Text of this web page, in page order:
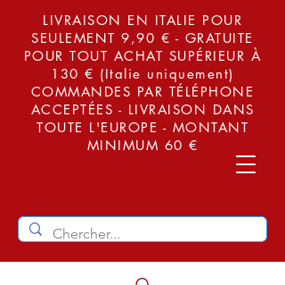
LIVRAISON EN ITALIE POUR
SEULEMENT 9,90 € - GRATUITE
POUR TOUT ACHAT SUPÉRIEUR À
130 € (Italie uniquement)
COMMANDES PAR TÉLÉPHONE
ACCEPTÉES - LIVRAISON DANS
TOUTE L'EUROPE - MONTANT
MINIMUM 60 €